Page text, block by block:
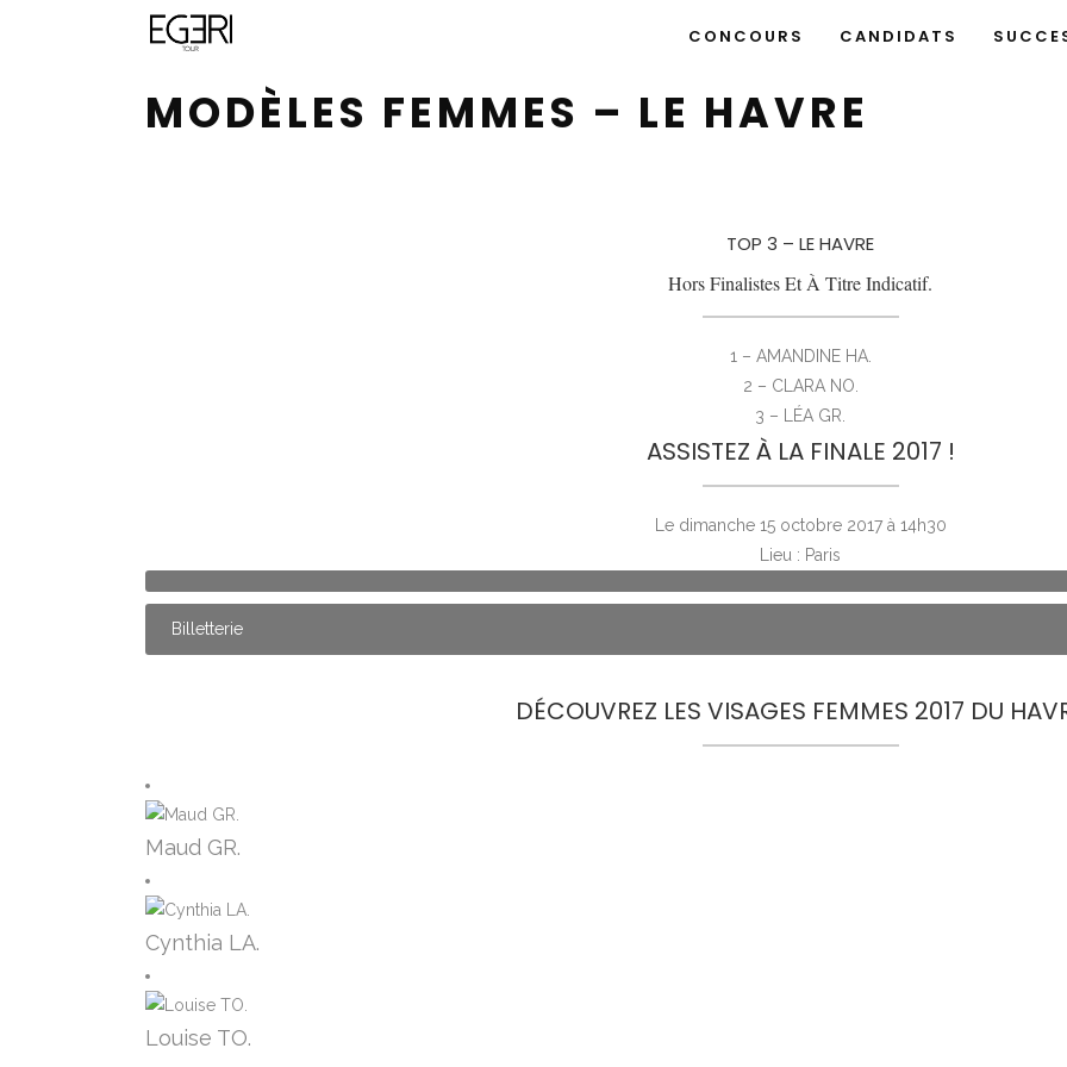
CONCOURS CANDIDATS
MODÈLES FEMMES – LE HAVRE
TOP 3 – LE HAVRE
Hors Finalistes Et À Titre Indicatif.
1 – AMANDINE HA.
2 – CLARA NO.
3 – LÉA GR.
ASSISTEZ À LA FINALE 2017 !
Le dimanche 15 octobre 2017 à 14h30
Lieu : Paris
Billetterie
DÉCOUVREZ LES VISAGES FEMMES 2017 DU
Maud GR.
Cynthia LA.
Louise TO.